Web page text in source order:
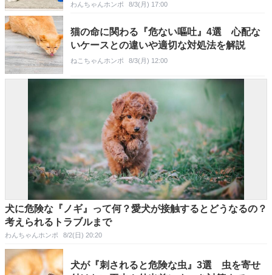
わんちゃんホンポ 8/3(月) 17:00
猫の命に関わる『危ない嘔吐』4選 心配な
いケースとの違いや適切な対処法を解説
ねこちゃんホンポ 8/3(月) 12:00
犬に危険な『ノギ』って何？愛犬が接触するとどうなるの？
考えられるトラブルまで
わんちゃんホンポ 8/2(日) 20:20
犬が『刺されると危険な虫』3選 虫を寄せ